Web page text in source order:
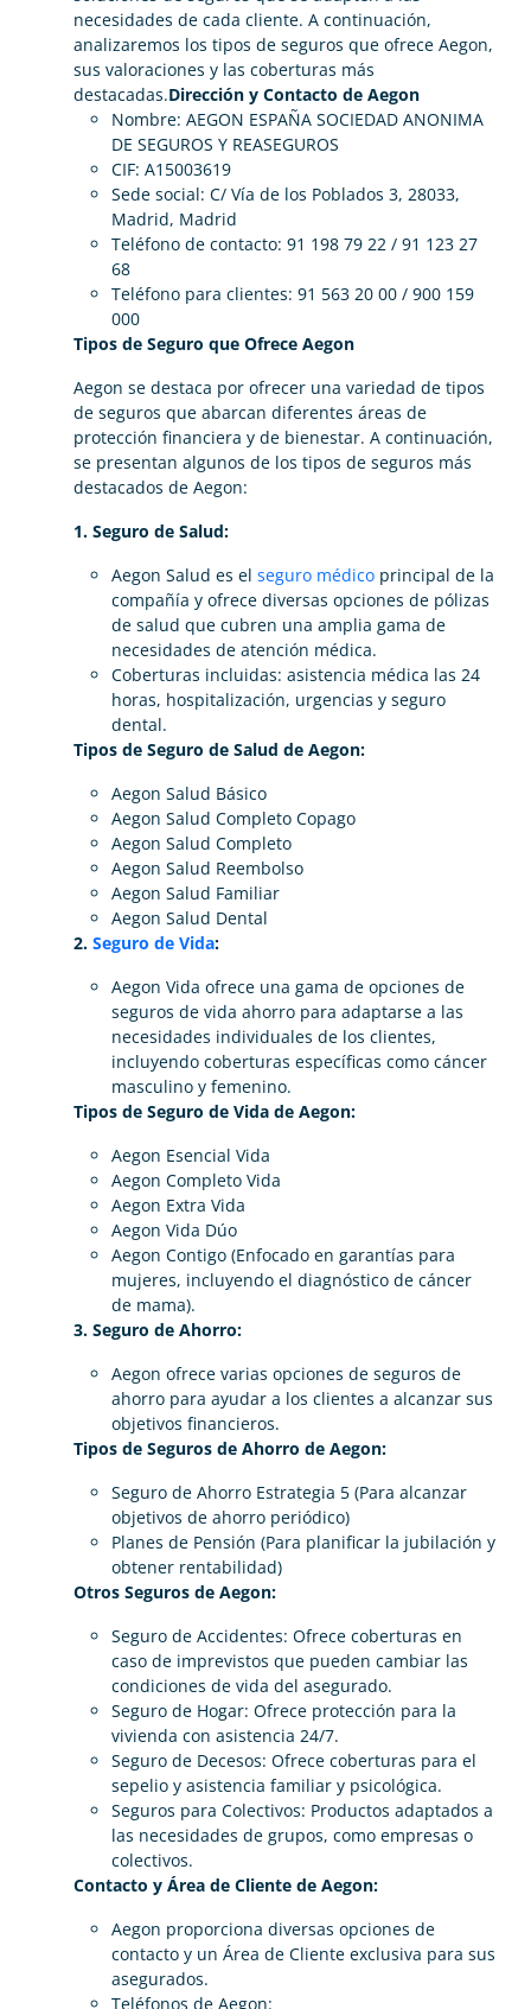
necesidades de cada cliente. A continuación,
analizaremos los tipos de seguros que ofrece Aegon,
sus valoraciones y las coberturas más
destacadas.Dirección y Contacto de Aegon
Nombre: AEGON ESPAÑA SOCIEDAD ANONIMA
DE SEGUROS Y REASEGUROS
CIF: A15003619
Sede social: C/ Vía de los Poblados 3, 28033,
Madrid, Madrid
Teléfono de contacto: 91 198 79 22 / 91 123 27
68
Teléfono para clientes: 91 563 20 00 / 900 159
000
Tipos de Seguro que Ofrece Aegon
Aegon se destaca por ofrecer una variedad de tipos
de seguros que abarcan diferentes áreas de
protección financiera y de bienestar. A continuación,
se presentan algunos de los tipos de seguros más
destacados de Aegon:
1. Seguro de Salud:
Aegon Salud es el seguro médico principal de la
compañía y ofrece diversas opciones de pólizas
de salud que cubren una amplia gama de
necesidades de atención médica.
Coberturas incluidas: asistencia médica las 24
horas, hospitalización, urgencias y seguro
dental.
Tipos de Seguro de Salud de Aegon:
Aegon Salud Básico
Aegon Salud Completo Copago
Aegon Salud Completo
Aegon Salud Reembolso
Aegon Salud Familiar
Aegon Salud Dental
2. Seguro de Vida:
Aegon Vida ofrece una gama de opciones de
seguros de vida ahorro para adaptarse a las
necesidades individuales de los clientes,
incluyendo coberturas específicas como cáncer
masculino y femenino.
Tipos de Seguro de Vida de Aegon:
Aegon Esencial Vida
Aegon Completo Vida
Aegon Extra Vida
Aegon Vida Dúo
Aegon Contigo (Enfocado en garantías para
mujeres, incluyendo el diagnóstico de cáncer
de mama).
3. Seguro de Ahorro:
Aegon ofrece varias opciones de seguros de
ahorro para ayudar a los clientes a alcanzar sus
objetivos financieros.
Tipos de Seguros de Ahorro de Aegon:
Seguro de Ahorro Estrategia 5 (Para alcanzar
objetivos de ahorro periódico)
Planes de Pensión (Para planificar la jubilación y
obtener rentabilidad)
Otros Seguros de Aegon:
Seguro de Accidentes: Ofrece coberturas en
caso de imprevistos que pueden cambiar las
condiciones de vida del asegurado.
Seguro de Hogar: Ofrece protección para la
vivienda con asistencia 24/7.
Seguro de Decesos: Ofrece coberturas para el
sepelio y asistencia familiar y psicológica.
Seguros para Colectivos: Productos adaptados a
las necesidades de grupos, como empresas o
colectivos.
Contacto y Área de Cliente de Aegon:
Aegon proporciona diversas opciones de
contacto y un Área de Cliente exclusiva para sus
asegurados.
Teléfonos de Aegon: